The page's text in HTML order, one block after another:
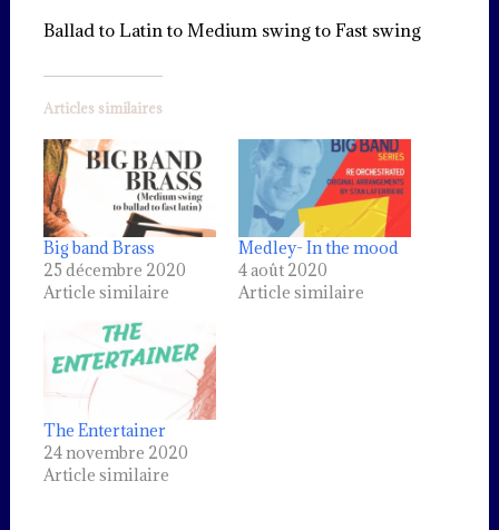
Ballad to Latin to Medium swing to Fast swing
Articles similaires
Big band Brass
25 décembre 2020
Article similaire
Medley- In the mood
4 août 2020
Article similaire
The Entertainer
24 novembre 2020
Article similaire